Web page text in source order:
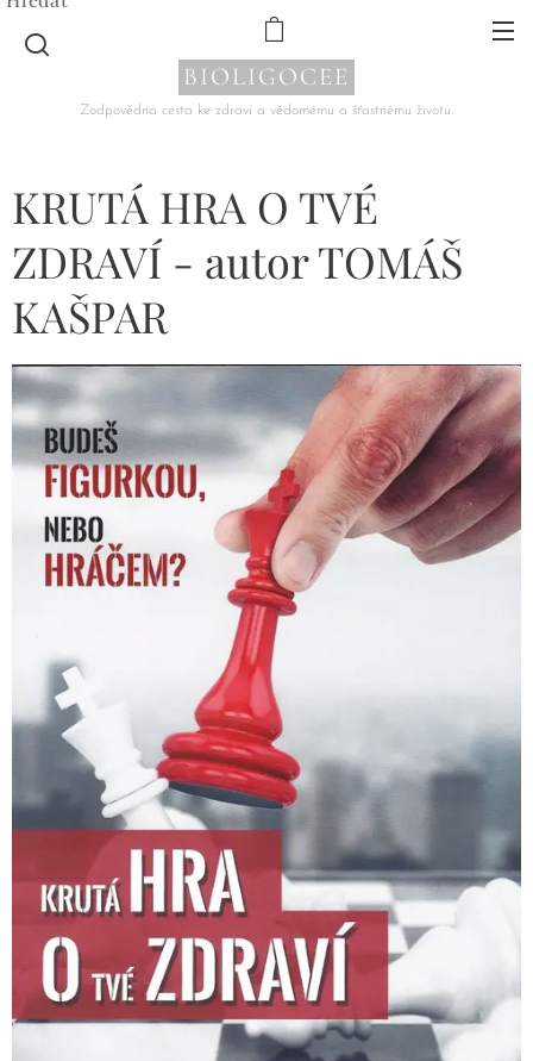
BIOLIGOCEE
Zodpovědná cesta ke zdraví a vědomému a šťastnému životu.
KRUTÁ HRA O TVÉ
ZDRAVÍ - autor TOMÁŠ
KAŠPAR